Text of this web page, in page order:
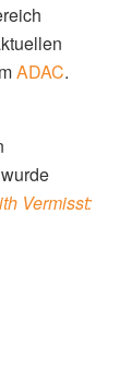
ADAC.
Vermisst: